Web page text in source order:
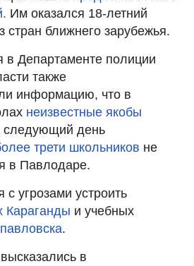
Им оказался 18-летний
стран ближнего зарубежья.
Департаменте полиции
также
информацию, что в
неизвестные якобы
следующий день
трети школьников не
в Павлодаре.
угрозами устроить
Караганды и учебных
.
в